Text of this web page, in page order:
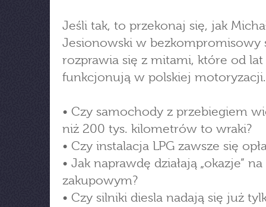
Jeśli tak, to przekonaj się, jak
Jesionowski w bezkompromisowy
rozprawia się z mitami, które od lat
funkcjonują w polskiej motoryzacji.
• Czy samochody z przebiegiem
niż 200 tys. kilometrów to wraki?
• Czy instalacja LPG zawsze się
• Jak naprawdę działają „okazje”
zakupowym?
• Czy silniki diesla nadają się już